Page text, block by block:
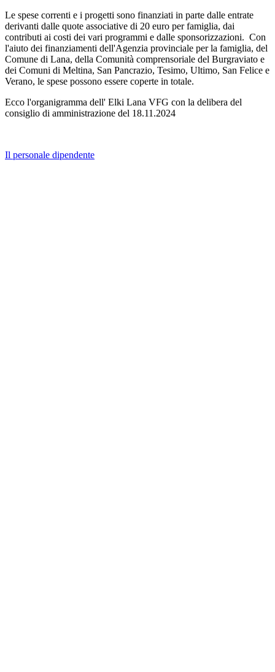
Le spese correnti e i progetti sono finanziati in parte dalle entrate
derivanti dalle quote associative di 20 euro per famiglia, dai
contributi ai costi dei vari programmi e dalle sponsorizzazioni. Con
l'aiuto dei finanziamenti dell'Agenzia provinciale per la famiglia, del
Comune di Lana, della Comunità comprensoriale del Burgraviato e
dei Comuni di Meltina, San Pancrazio, Tesimo, Ultimo, San Felice e
Verano, le spese possono essere coperte in totale.
Ecco l'organigramma dell' Elki Lana VFG con la delibera del
consiglio di amministrazione del 18.11.2024
Il personale dipendente